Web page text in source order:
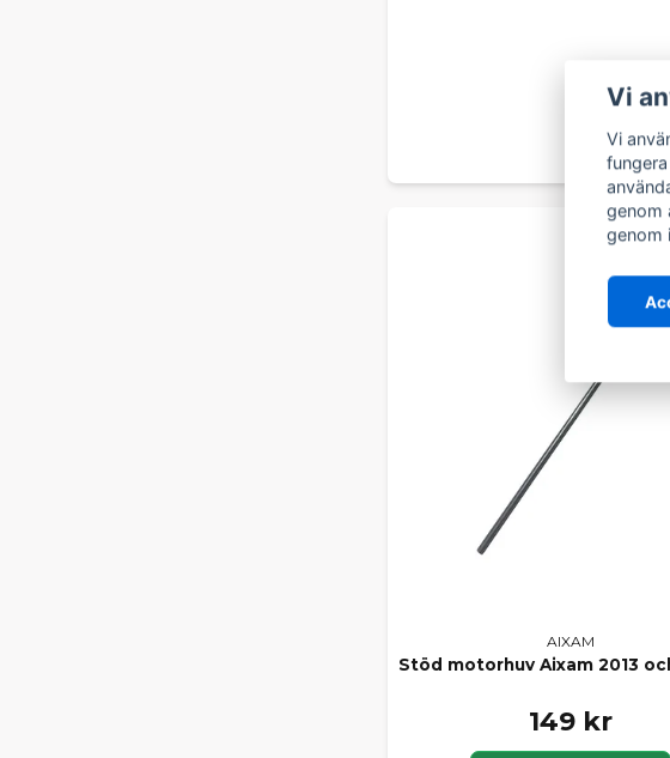
AIXAM
Stöd motorhuv Aixam 2013
149 kr
Vi
Vi
genom
genom